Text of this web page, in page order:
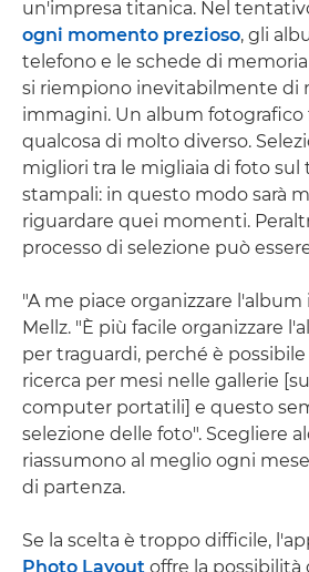
un'impresa titanica. Nel
ogni momento prezioso, gli
telefono e le schede di
si riempiono inevitabilmente di
immagini. Un album fotografico
qualcosa di molto diverso.
migliori tra le migliaia di foto sul
stampali: in questo modo sarà
riguardare quei momenti.
processo di selezione può
"A me piace organizzare l'album
Mellz. "È più facile organizzare
per traguardi, perché è
ricerca per mesi nelle gallerie
computer portatili] e questo
selezione delle foto". Scegliere
riassumono al meglio ogni
di partenza.
Se la scelta è troppo difficile,
Photo Layout offre la possibilità